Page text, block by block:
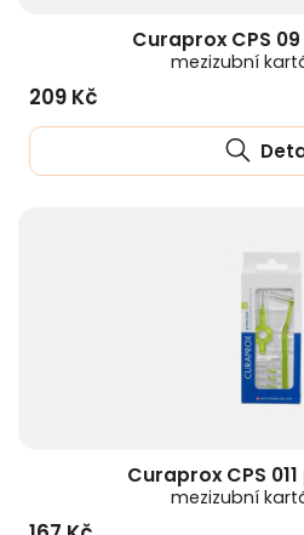
Curaprox CPS
mezizubní
209 Kč
Curaprox CPS
mezizubní